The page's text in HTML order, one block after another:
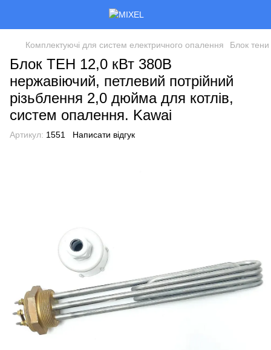
Комплектуючі для систем електричного опалення Блок
Блок ТЕН 12,0 кВт 380В
нержавіючий, петлевий потрійний
різьблення 2,0 дюйма для котлів,
систем опалення. Kawai
Артикул: 1551 Написати відгук